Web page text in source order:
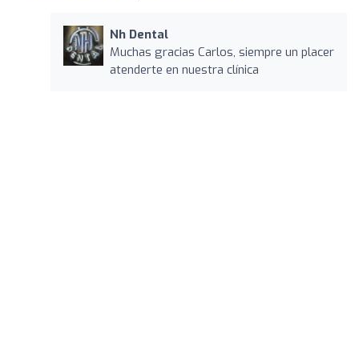
Nh Dental
Muchas gracias Carlos, siempre un placer
atenderte en nuestra clínica